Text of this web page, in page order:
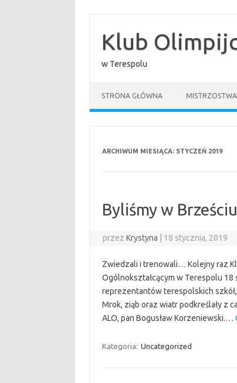
treściKlub
w Terespolu
STRONA GŁÓWNA MISTRZOSTWA
ARCHIWUM MIESIĄCA: STYCZEŃ 2019
Byliśmy w Brześciu
przezKrystyna 18 stycznia, 2019
Zwiedzali i trenowali… Kolejny raz
Ogólnokształcącym w Terespolu 18
reprezentantów terespolskich
Mrok, ziąb oraz wiatr podkreślały z
ALO, pan Bogusław Korzeniewski.…
Kategoria: Uncategorized